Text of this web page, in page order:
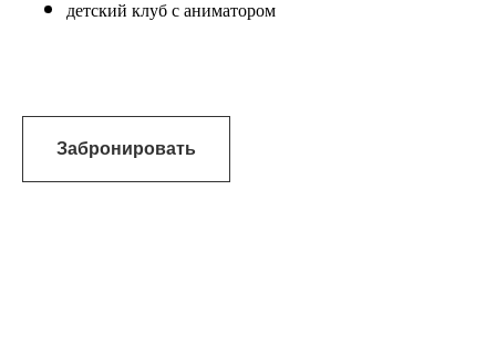
детский клуб с аниматором
Забронировать